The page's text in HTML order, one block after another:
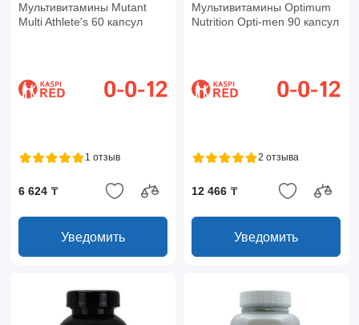
Мультивитамины Mutant
Multi Athlete's 60 капсул
1 отзыв
6 624 ₸
Уведомить
Мультивитамины Optimum
Nutrition Opti-men 90 капсул
2 отзыва
12 466 ₸
Уведомить